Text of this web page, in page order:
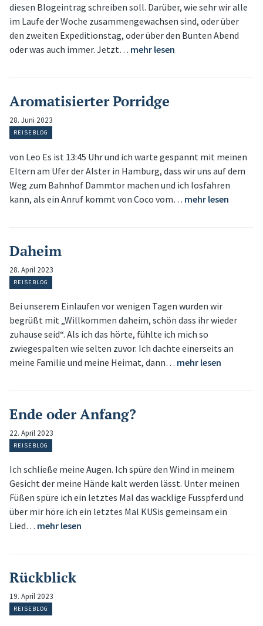
diesen Blogeintrag schreiben soll. Darüber, wie sehr wir alle
im Laufe der Woche zusammengewachsen sind, oder über
den zweiten Expeditionstag, oder über den Bunten Abend
oder was auch immer. Jetzt… mehr lesen
Aromatisierter Porridge
28. Juni 2023
REISEBLOG
von Leo Es ist 13:45 Uhr und ich warte gespannt mit meinen
Eltern am Ufer der Alster in Hamburg, dass wir uns auf dem
Weg zum Bahnhof Dammtor machen und ich losfahren
kann, als ein Anruf kommt von Coco vom… mehr lesen
Daheim
28. April 2023
REISEBLOG
Bei unserem Einlaufen vor wenigen Tagen wurden wir
begrüßt mit „Willkommen daheim, schön dass ihr wieder
zuhause seid“. Als ich das hörte, fühlte ich mich so
zwiegespalten wie selten zuvor. Ich dachte einerseits an
meine Familie und meine Heimat, dann… mehr lesen
Ende oder Anfang?
22. April 2023
REISEBLOG
Ich schließe meine Augen. Ich spüre den Wind in meinem
Gesicht der meine Hände kalt werden lässt. Unter meinen
Füßen spüre ich ein letztes Mal das wacklige Fusspferd und
über mir höre ich ein letztes Mal KUSis gemeinsam ein
Lied… mehr lesen
Rückblick
19. April 2023
REISEBLOG